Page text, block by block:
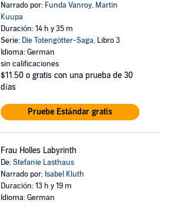
Narrado por: Funda Vanroy, Martin
Kuupa
Duración: 14 h y 35 m
Serie: Die Totengötter-Saga, Libro 3
Idioma: German
sin calificaciones
$11.50 o gratis con una prueba de 30
días
Pruebe Estándar gratis
Frau Holles Labyrinth
De:Stefanie Lasthaus
Narrado por: Isabel Kluth
Duración: 13 h y 19 m
Idioma: German